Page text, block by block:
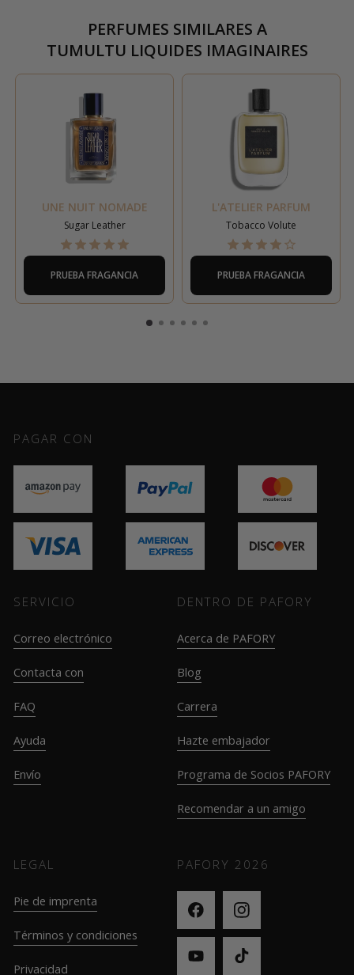
PERFUMES SIMILARES A
TUMULTU LIQUIDES IMAGINAIRES
UNE NUIT NOMADE
Sugar Leather
PRUEBA FRAGANCIA
L'ATELIER PARFUM
Tobacco Volute
PRUEBA FRAGANCIA
PAGAR CON
SERVICIO
Correo electrónico
Contacta con
FAQ
Ayuda
Envío
DENTRO DE PAFORY
Acerca de PAFORY
Blog
Carrera
Hazte embajador
Programa de Socios PAFORY
Recomendar a un amigo
LEGAL
Pie de imprenta
Términos y condiciones
Privacidad
PAFORY 2026